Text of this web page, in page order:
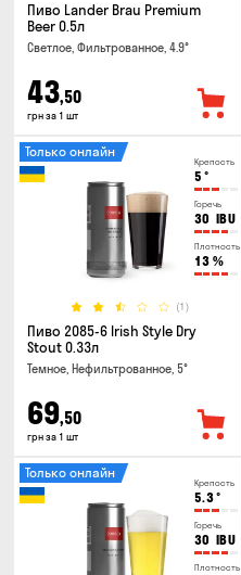
Пиво Lander Brau Premium
Beer 0.5л
Светлое, Фильтрованное, 4.9°
43,50
грн за 1 шт
Крепость
5 °
Горечь
30 IBU
Плотность
13 %
(1)
Только онлайн
Пиво 2085-6 Irish Style Dry
Stout 0.33л
Темное, Нефильтрованное, 5°
69,50
грн за 1 шт
Крепость
5.3°
Горечь
30 IBU
Плотность
Только онлайн